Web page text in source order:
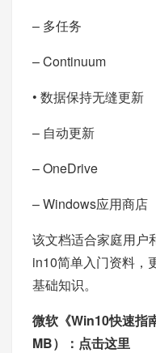
– 多任务
– Continuum
• 数据保持无缝更新
– 自动更新
– OneDrive
– Windows应用商店
该文档适合家庭用户
in10简单入门资料，
基础知识。
微软《Win10快速指
MB）： 点击这里